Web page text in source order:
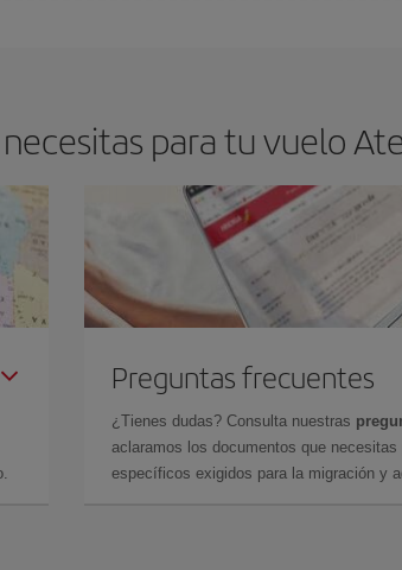
para tu vuelo
Preguntas frecuentes
¿Tienes dudas? Consulta nuestras
aclaramos los documentos que
específicos exigidos para la migración y